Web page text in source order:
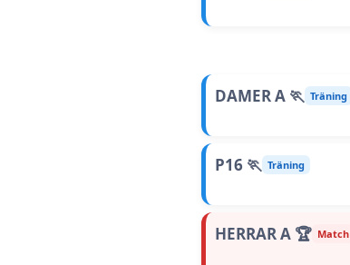
DAMER A 🏃 Träning
P16 🏃 Träning
HERRAR A 🏆 Match